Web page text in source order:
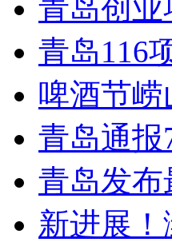
青岛创业
青岛116
啤酒节崂
青岛通报
青岛发
新进展